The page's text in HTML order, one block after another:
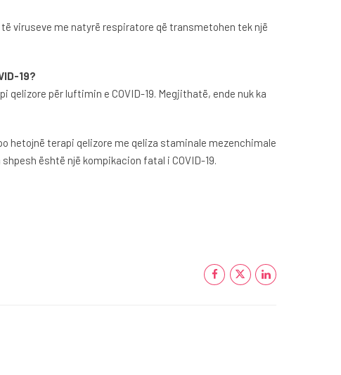
viruseve me natyrë respiratore që transmetohen tek një
19?
për luftimin e COVID-19. Megjithatë, ende nuk ka
hetojnë terapi qelizore me qeliza staminale mezenchimale
është një kompikacion fatal i COVID-19.